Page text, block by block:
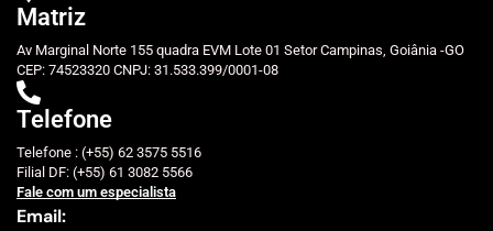
Matriz
Av Marginal Norte 155 quadra EVM Lote 01 Setor Campinas, Goiânia -GO
CEP: 74523320 CNPJ: 31.533.399/0001-08
Telefone
Telefone : (+55) 62 3575 5516
Filial DF: (+55) 61 3082 5566
Fale com um especialista
Email: